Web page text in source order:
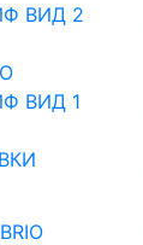
ВИД 2
ВИД 1